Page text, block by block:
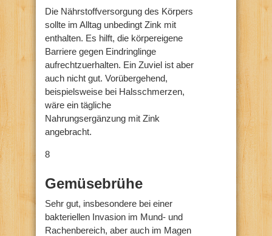
Die Nährstoffversorgung des Körpers
sollte im Alltag unbedingt Zink mit
enthalten. Es hilft, die körpereigene
Barriere gegen Eindringlinge
aufrechtzuerhalten. Ein Zuviel ist aber
auch nicht gut. Vorübergehend,
beispielsweise bei Halsschmerzen,
wäre ein tägliche
Nahrungsergänzung mit Zink
angebracht.
8
Gemüsebrühe
Sehr gut, insbesondere bei einer
bakteriellen Invasion im Mund- und
Rachenbereich, aber auch im Magen